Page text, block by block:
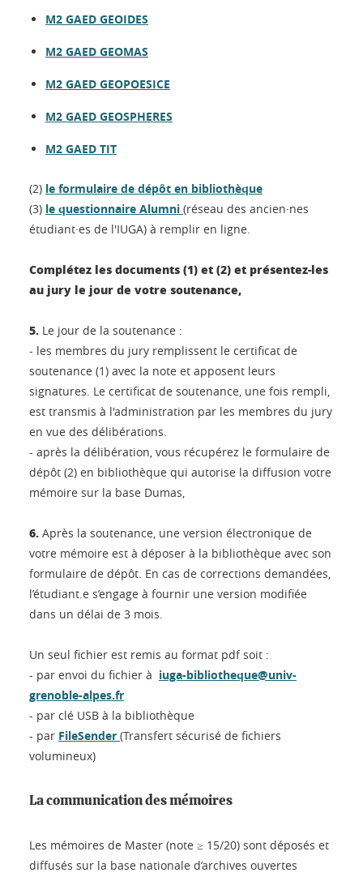
M2 GAED GEOIDES
M2 GAED GEOMAS
M2 GAED GEOPOESICE
M2 GAED GEOSPHERES
M2 GAED TIT
(2) le formulaire de dépôt en bibliothèque
(3) le questionnaire Alumni (réseau des ancien·nes
étudiant·es de l'IUGA) à remplir en ligne.
Complétez les documents (1) et (2) et présentez-les
au jury le jour de votre soutenance,
5. Le jour de la soutenance :
- les membres du jury remplissent le certificat de
soutenance (1) avec la note et apposent leurs
signatures. Le certificat de soutenance, une fois rempli,
est transmis à l'administration par les membres du jury
en vue des délibérations.
- après la délibération, vous récupérez le formulaire de
dépôt (2) en bibliothèque qui autorise la diffusion votre
mémoire sur la base Dumas,
6. Après la soutenance, une version électronique de
votre mémoire est à déposer à la bibliothèque avec son
formulaire de dépôt. En cas de corrections demandées,
l’étudiant.e s’engage à fournir une version modifiée
dans un délai de 3 mois.
Un seul fichier est remis au format pdf soit :
- par envoi du fichier à iuga-bibliotheque@univ-
grenoble-alpes.fr
- par clé USB à la bibliothèque
- par FileSender (Transfert sécurisé de fichiers
volumineux)
La communication des mémoires
Les mémoires de Master (note ≥ 15/20) sont déposés et
diffusés sur la base nationale d’archives ouvertes